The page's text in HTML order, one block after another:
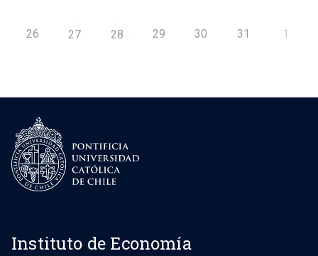
26 27 28 29 30 31 1
Instituto de Economía